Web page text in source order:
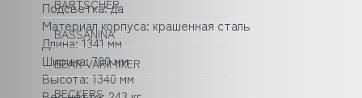
BARTSCHER
BASSANINA
BEAR VARIMIXER
BECKERS
Подсветка: да
Материал корпуса: крашенная сталь
Длина: 1341 мм
Ширина: 700 мм
Высота: 1340 мм